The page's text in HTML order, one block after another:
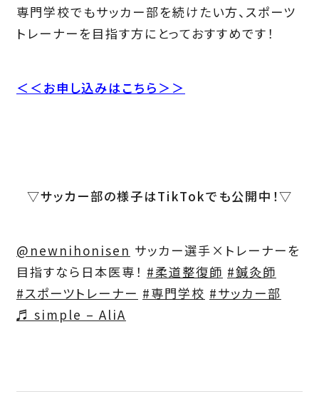
専門学校でもサッカー部を続けたい方、スポーツ
トレーナーを目指す方にとっておすすめです！
＜＜お申し込みはこちら＞＞
▽サッカー部の様子はTikTokでも公開中！▽
@newnihonisen サッカー選手×トレーナーを
目指すなら日本医専！ #柔道整復師 #鍼灸師
#スポーツトレーナー #専門学校 #サッカー部
♬ simple – AliA